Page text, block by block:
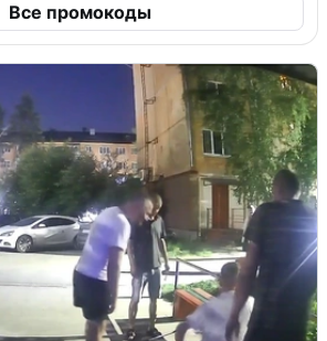
Все промокоды